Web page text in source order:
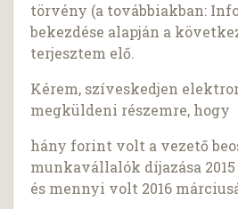
törvény (a továbbiakban:
bekezdése alapján a
terjesztem elő.
Kérem, szíveskedjen
megküldeni részemre, hogy
hány forint volt a vezető
munkavállalók díjazása
és mennyi volt 2016